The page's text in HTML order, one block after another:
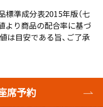
標準成分表2015年版（七
より商品の配合率に基づ
は目安である旨、ご了承
席予約